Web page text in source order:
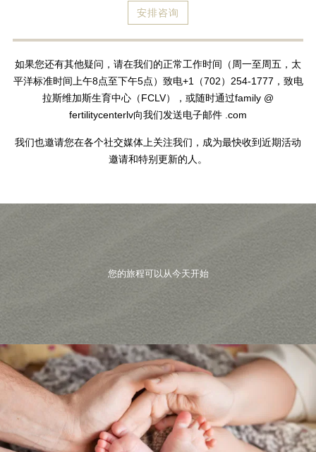
安排咨询
如果您还有其他疑问，请在我们的正常工作时间（周一至周五，太
平洋标准时间上午8点至下午5点）致电+1（702）254-1777，致电
拉斯维加斯生育中心（FCLV），或随时通过family @
fertilitycenterlv向我们发送电子邮件 .com
我们也邀请您在各个社交媒体上关注我们，成为最快收到近期活动
邀请和特别更新的人。
您的旅程可以从今天开始